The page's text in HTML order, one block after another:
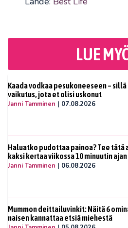
LUE
Kaada vodkaa pesukoneeseen – sillä
vaikutus, jota et olisi uskonut
Janni Tamminen | 07.08.2026
Haluatko pudottaa painoa? Tee tätä
kaksi kertaa viikossa 10 minuutin ajan
Janni Tamminen | 06.08.2026
Mummon deittailuvinkit: Näitä 6
naisen kannattaa etsiä miehestä